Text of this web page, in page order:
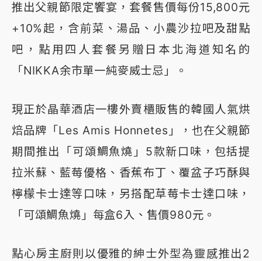
推出父親節限定饗宴，套餐售價每份15,800元
+10%起，含前菜、湯品、小農沙拉吧及甜點
吧，點用四人套餐另贈日本北海道知名的
「NIKKA余市單一純麥威士忌」。
現正於晶華酒店一樓外賣櫃販售的韓國人氣烘
焙品牌「Les Amis Honnetes」，也在父親節
期間推出「可頌鯛魚燒」5款新口味，包括提
拉米蘇、藍莓優格、香蕉布丁、覆盆子巧酥與
檸檬卡士達等口味，另搭配草莓卡士達口味，
「可頌鯛魚燒」每盒6入、售價980元。
點心房主廚則以優雅的紳士外型為靈感推出2